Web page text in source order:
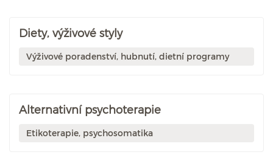
Diety, výživové styly
Výživové poradenství, hubnutí, dietní programy
Alternativní psychoterapie
Etikoterapie, psychosomatika